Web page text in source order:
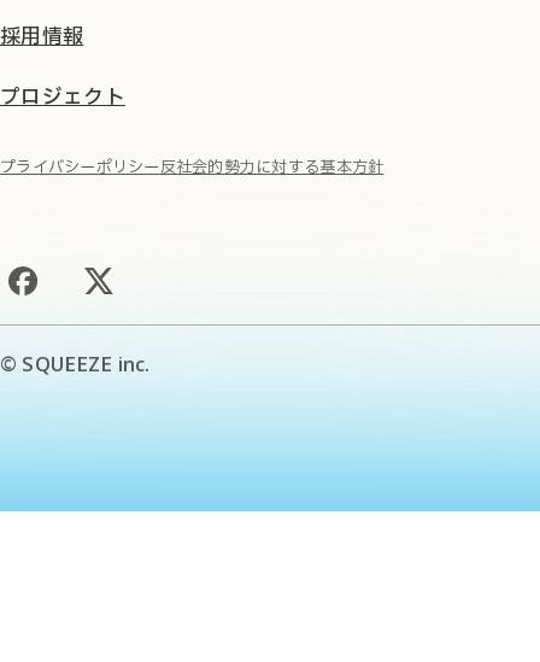
採用情報
プロジェクト
プライバシーポリシー反社会的勢力に対する基本方針
© SQUEEZE inc.